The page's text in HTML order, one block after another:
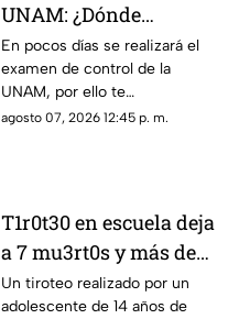
UNAM: ¿Dónde
consultar el día,
horario y lugar?
En pocos días se realizará el
examen de control de la
UNAM, por ello te
compartimos lo que debes
agosto 07, 2026 12:45 p. m.
T1r0t30 en escuela deja
a 7 mu3rt0s y más de
30 h3r1d0s:
Adolescente de 14 años
Un tiroteo realizado por un
adolescente de 14 años de